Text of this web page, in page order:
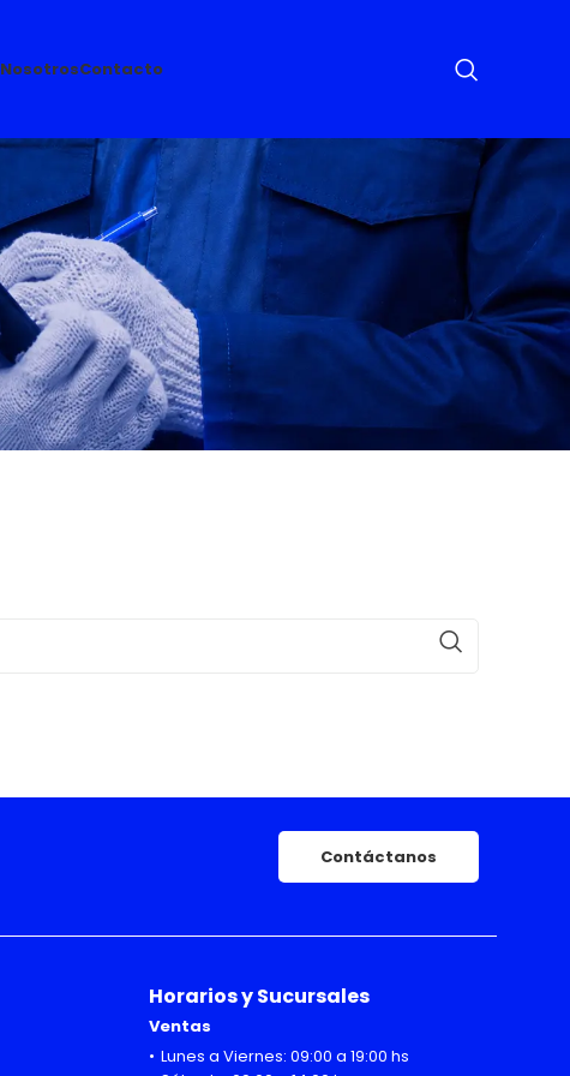
NosotrosContacto
Contáctanos
Horarios y Sucursales
Ventas
Lunes a Viernes: 09:00 a 19:00 hs